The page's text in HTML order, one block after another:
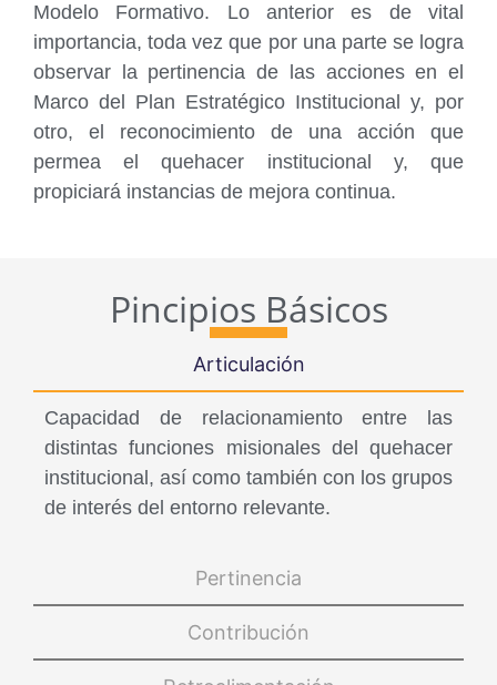
Modelo Formativo. Lo anterior es de vital
importancia, toda vez que por una parte se logra
observar la pertinencia de las acciones en el
Marco del Plan Estratégico Institucional y, por
otro, el reconocimiento de una acción que
permea el quehacer institucional y, que
propiciará instancias de mejora continua.
Pincipios Básicos
Articulación
Pertinencia
Contribución
Capacidad de relacionamiento entre las
distintas funciones misionales del quehacer
institucional, así como también con los grupos
de interés del entorno relevante.